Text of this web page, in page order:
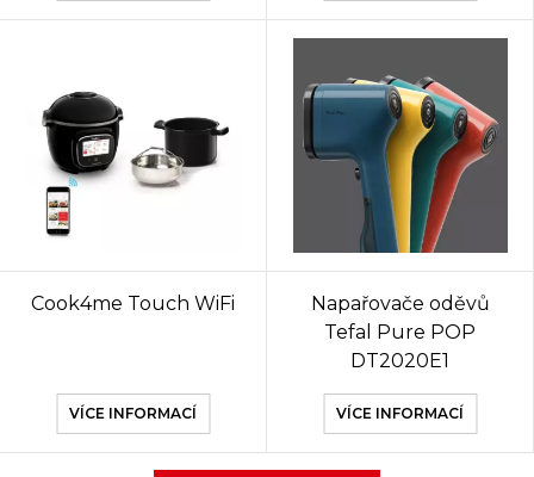
Cook4me Touch WiFi
VÍCE INFORMACÍ
Napařovače oděvů
Tefal Pure POP
DT2020E1
VÍCE INFORMACÍ